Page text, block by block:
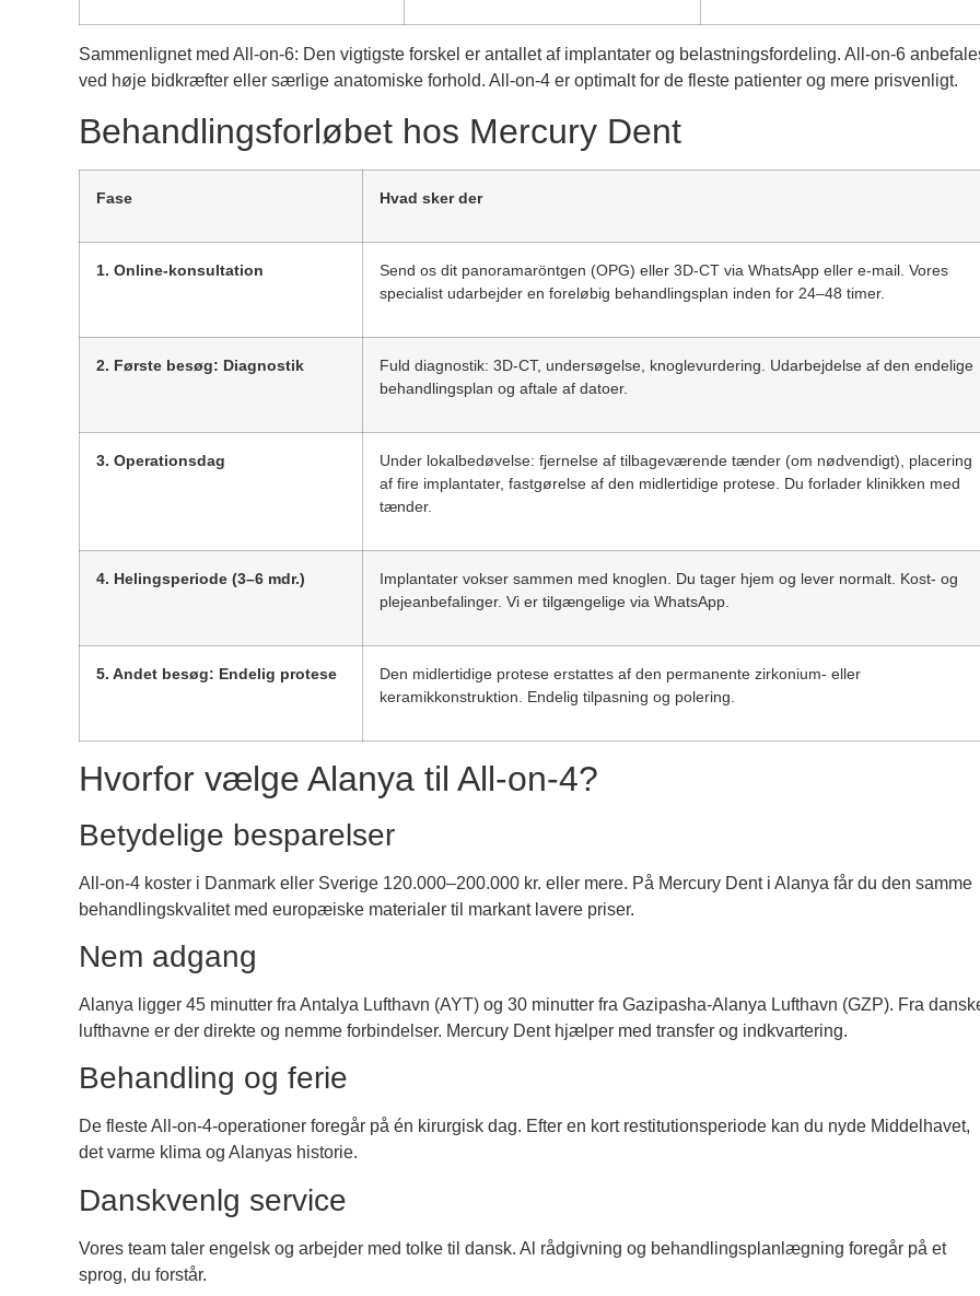
Sammenlignet med All-on-6: Den vigtigste forskel er antallet af implantater og belastningsfordeling. All-on-6
ved høje bidkræfter eller særlige anatomiske forhold. All-on-4 er optimalt for de fleste patienter og mere prisvenligt.
Behandlingsforløbet hos Mercury Dent
Fase Hvad sker der
1. Online-konsultation
Send os dit panoramaröntgen (OPG) eller 3D-CT via WhatsApp eller e-mail. Vores
specialist udarbejder en foreløbig behandlingsplan inden for 24–48 timer.
2. Første besøg: Diagnostik
Fuld diagnostik: 3D-CT, undersøgelse, knoglevurdering. Udarbejdelse af den endelige
behandlingsplan og aftale af datoer.
3. Operationsdag
Under lokalbedøvelse: fjernelse af tilbageværende tænder (om nødvendigt), placering
af fire implantater, fastgørelse af den midlertidige protese. Du forlader klinikken med
tænder.
4. Helingsperiode (3–6 mdr.)
Implantater vokser sammen med knoglen. Du tager hjem og lever normalt. Kost- og
plejeanbefalinger. Vi er tilgængelige via WhatsApp.
5. Andet besøg: Endelig protese
Den midlertidige protese erstattes af den permanente zirkonium- eller
keramikkonstruktion. Endelig tilpasning og polering.
Hvorfor vælge Alanya til All-on-4?
Betydelige besparelser
All-on-4 koster i Danmark eller Sverige 120.000–200.000 kr. eller mere. På Mercury Dent i Alanya får du den samme
behandlingskvalitet med europæiske materialer til markant lavere priser.
Nem adgang
Alanya ligger 45 minutter fra Antalya Lufthavn (AYT) og 30 minutter fra Gazipasha-Alanya Lufthavn (GZP). Fra
lufthavne er der direkte og nemme forbindelser. Mercury Dent hjælper med transfer og indkvartering.
Behandling og ferie
De fleste All-on-4-operationer foregår på én kirurgisk dag. Efter en kort restitutionsperiode kan du nyde Middelhavet,
det varme klima og Alanyas historie.
Danskvenlg service
Vores team taler engelsk og arbejder med tolke til dansk. Al rådgivning og behandlingsplanlægning foregår på et
sprog, du forstår.